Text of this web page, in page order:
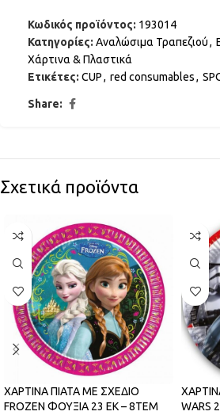
Κωδικός προϊόντος: 193014
Κατηγορίες: Αναλώσιμα Τραπεζιού,
Χάρτινα & Πλαστικά
Ετικέτες: CUP, red consumables,
Share:
Σχετικά προϊόντα
ΧΑΡΤΙΝΑ ΠΙΑΤΑ ΜΕ ΣΧΕΔΙΟ
FROZEN ΦΟΥΞΙΑ 23 ΕΚ – 8ΤΕΜ
WARS